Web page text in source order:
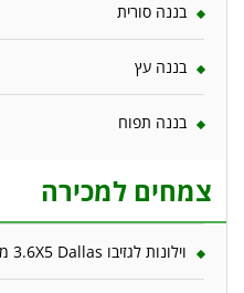
בננה סורית
בננה עץ
בננה תפוח
צמחים למכירה
וילונות לגזיבו 3.6X5 Dallas מבית פלרם – Canopia